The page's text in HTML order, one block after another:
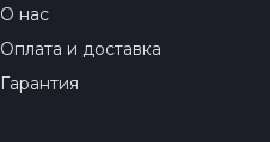
О нас
Оплата и доставка
Гарантия